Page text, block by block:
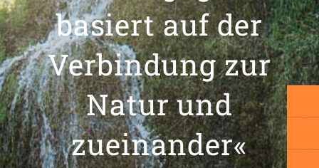
basiert auf der
Verbindung zur
Natur und
zueinander«